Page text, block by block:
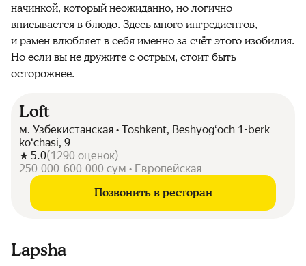
начинкой, который неожиданно, но логично
вписывается в блюдо. Здесь много ингредиентов,
и рамен влюбляет в себя именно за счёт этого изобилия.
Но если вы не дружите с острым, стоит быть
осторожнее.
Loft
м. Узбекистанская • Toshkent, Beshyogʻoch 1-berk
koʻchasi, 9
5.0(1290 оценок)
250 000-600 000 сум • Европейская
Позвонить в ресторан
Lapsha